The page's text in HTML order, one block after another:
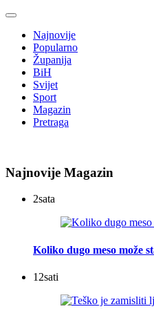
Najnovije
Popularno
Županija
BiH
Svijet
Sport
Magazin
Pretraga
Najnovije Magazin
2sata
Koliko dugo meso može
12sati